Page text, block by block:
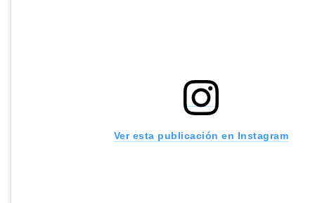
Ver esta publicación en Instagram